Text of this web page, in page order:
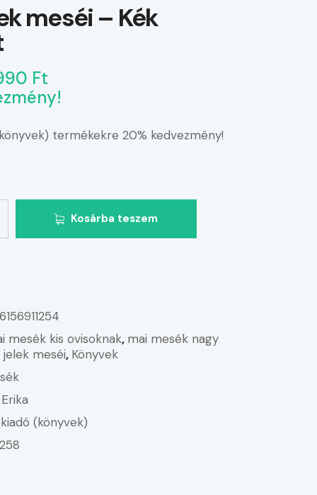
meséi – Kék
Ft
termékekre 20% kedvezmény!
Kosárba teszem
mesék kis ovisoknak, mai mesék nagy
jelek meséi, Könyvek
(könyvek)